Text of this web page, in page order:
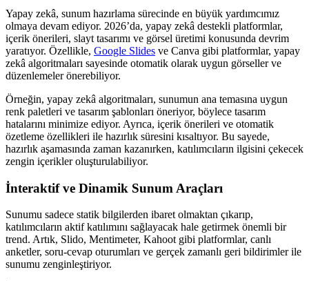
Yapay zekâ, sunum hazırlama sürecinde en büyük yardımcımız
olmaya devam ediyor. 2026’da, yapay zekâ destekli platformlar,
içerik önerileri, slayt tasarımı ve görsel üretimi konusunda devrim
yaratıyor. Özellikle, Google Slides ve Canva gibi platformlar, yapay
zekâ algoritmaları sayesinde otomatik olarak uygun görseller ve
düzenlemeler önerebiliyor.
Örneğin, yapay zekâ algoritmaları, sunumun ana temasına uygun
renk paletleri ve tasarım şablonları öneriyor, böylece tasarım
hatalarını minimize ediyor. Ayrıca, içerik önerileri ve otomatik
özetleme özellikleri ile hazırlık süresini kısaltıyor. Bu sayede,
hazırlık aşamasında zaman kazanırken, katılımcıların ilgisini çekecek
zengin içerikler oluşturulabiliyor.
İnteraktif ve Dinamik Sunum Araçları
Sunumu sadece statik bilgilerden ibaret olmaktan çıkarıp,
katılımcıların aktif katılımını sağlayacak hale getirmek önemli bir
trend. Artık, Slido, Mentimeter, Kahoot gibi platformlar, canlı
anketler, soru-cevap oturumları ve gerçek zamanlı geri bildirimler ile
sunumu zenginleştiriyor.